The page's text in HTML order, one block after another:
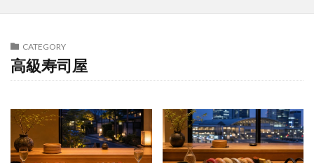
CATEGORY
高級寿司屋